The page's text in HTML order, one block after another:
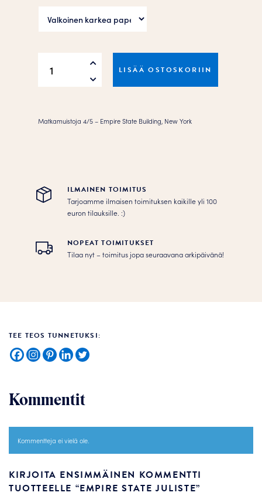
State
LISÄÄ OSTOSKORIIN
Matkamuistoja 4/5 – Empire State Building, New York
ILMAINEN TOIMITUS
Tarjoamme ilmaisen toimituksen kaikille yli 100
euron tilauksille. :­­)
NOPEAT TOIMITUKSET
Tilaa nyt – toimitus jopa seuraavana arkipäivänä!
TEE TEOS TUNNETUKSI:
Kommentit
Kommentteja ei vielä ole.
KIRJOITA ENSIMMÄINEN KOMMENTTI
TUOTTEELLE “EMPIRE STATE JULISTE”